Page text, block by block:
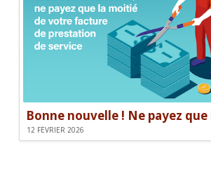
12 FÉVRIER 2026